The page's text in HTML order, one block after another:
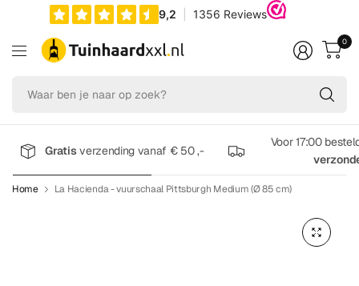
op
0
Gratisverzending vanaf € 50 ,-
Voor 17:00
Home La Hacienda - vuurschaal Pittsburgh Medium (Ø 85 cm)